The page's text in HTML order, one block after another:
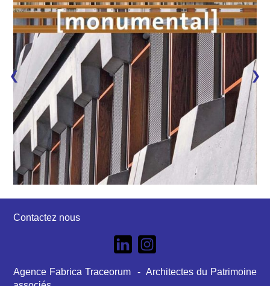
❯ ❯
Contactez nous
Agence Fabrica Traceorum - Architectes du Patrimoine